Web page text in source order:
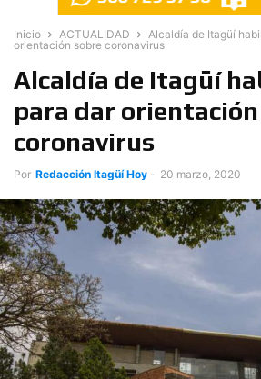
Inicio ACTUALIDAD
Alcaldía de Itagüí
orientación sobre coronavirus
Alcaldía de Itagüí
para dar
coronavirus
Por Redacción Itagüí Hoy - 20 marzo, 2020